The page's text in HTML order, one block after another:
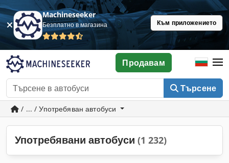
Machineseeker
Безплатно в магазина Към приложението
Търсене
Продавам
/ ... / Употребяван автобуси
Употребявани автобуси (1 232)